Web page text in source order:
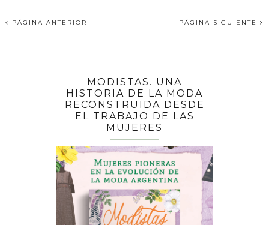
PÁGINA ANTERIOR PÁGINA SIGUIENTE
MODISTAS. UNA
HISTORIA DE LA MODA
RECONSTRUIDA DESDE
EL TRABAJO DE LAS
MUJERES